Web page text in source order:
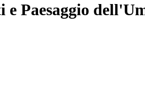
Paesaggio